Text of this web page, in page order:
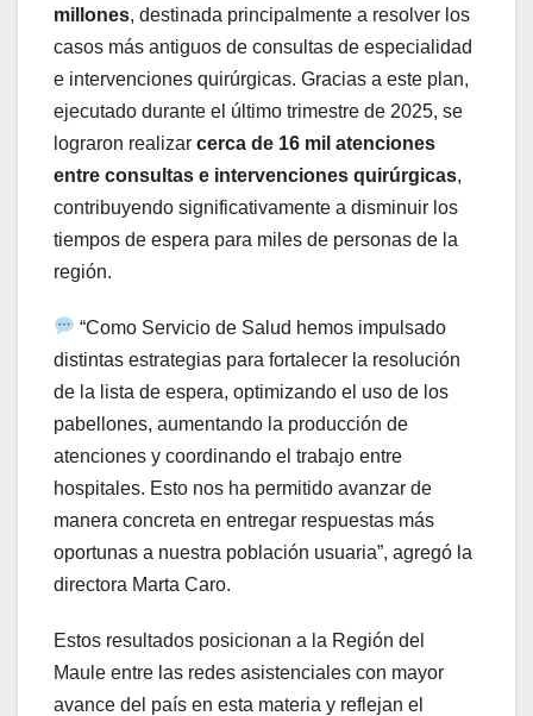
millones, destinada principalmente a resolver los
casos más antiguos de consultas de especialidad
e intervenciones quirúrgicas. Gracias a este plan,
ejecutado durante el último trimestre de 2025, se
lograron realizar cerca de 16 mil atenciones
entre consultas e intervenciones quirúrgicas,
contribuyendo significativamente a disminuir los
tiempos de espera para miles de personas de la
región.
“Como Servicio de Salud hemos impulsado
distintas estrategias para fortalecer la resolución
de la lista de espera, optimizando el uso de los
pabellones, aumentando la producción de
atenciones y coordinando el trabajo entre
hospitales. Esto nos ha permitido avanzar de
manera concreta en entregar respuestas más
oportunas a nuestra población usuaria”, agregó la
directora Marta Caro.
Estos resultados posicionan a la Región del
Maule entre las redes asistenciales con mayor
avance del país en esta materia y reflejan el